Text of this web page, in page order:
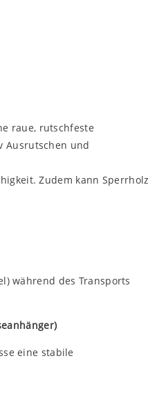
raue, rutschfeste
Ausrutschen und
Zudem kann Sperrholz
während des Transports
eine stabile